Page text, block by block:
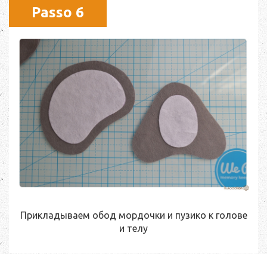
Passo 6
Прикладываем обод мордочки и пузико к голове
и телу